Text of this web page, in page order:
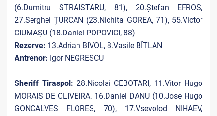
(6.Dumitru STRAISTARU, 81), 20.Ștefan EFROS,
27.Serghei ȚURCAN (23.Nichita GOREA, 71), 55.Victor
CIUMAȘU (18.Daniel POPOVICI, 88)
Rezerve: 13.Adrian BIVOL, 8.Vasile BÎTLAN
Antrenor: Igor NEGRESCU
Sheriff Tiraspol: 28.Nicolai CEBOTARI, 11.Vitor Hugo
MORAIS DE OLIVEIRA, 16.Daniel DANU (10.Jose Hugo
GONCALVES FLORES, 70), 17.Vsevolod NIHAEV,